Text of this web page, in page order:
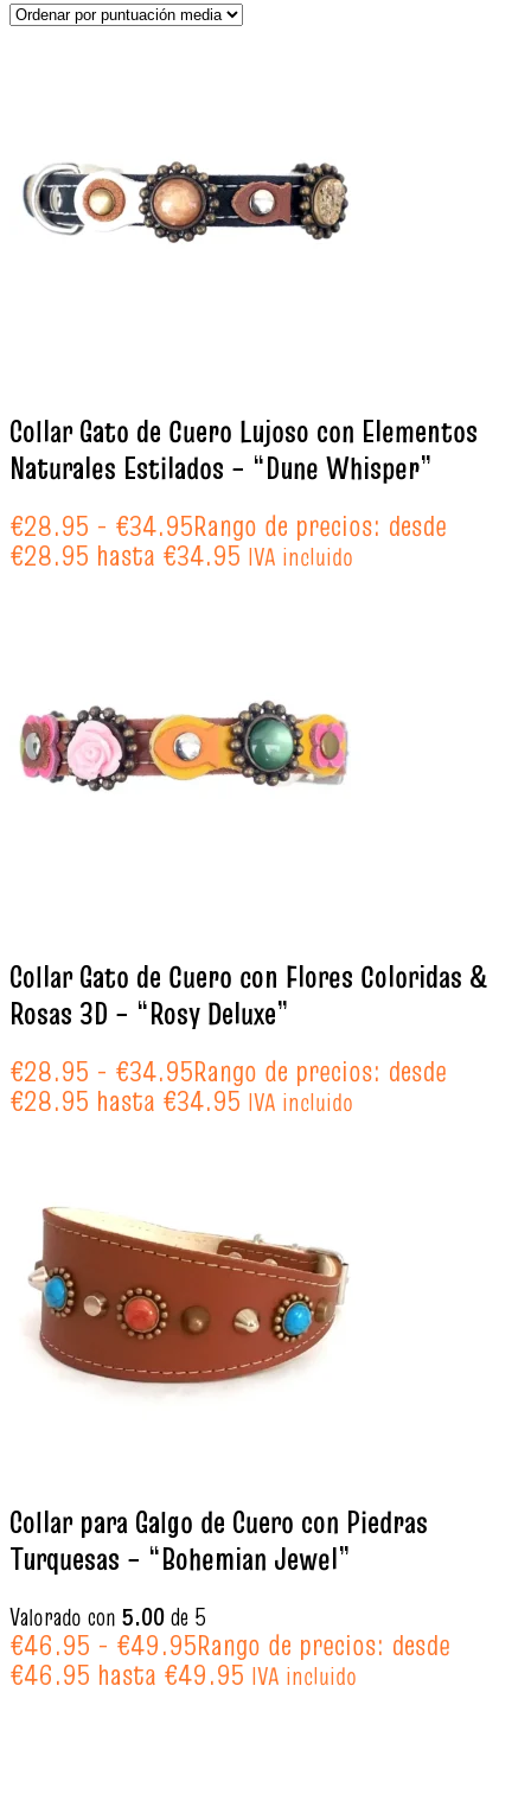
Collar Gato de Cuero Lujoso con Elementos
Naturales Estilados – “Dune Whisper”
€28.95 - €34.95Rango de precios: desde
€28.95 hasta €34.95 IVA incluido
Collar Gato de Cuero con Flores Coloridas &
Rosas 3D – “Rosy Deluxe”
€28.95 - €34.95Rango de precios: desde
€28.95 hasta €34.95 IVA incluido
Collar para Galgo de Cuero con Piedras
Turquesas – “Bohemian Jewel”
Valorado con 5.00de 5
€46.95 - €49.95Rango de precios: desde
€46.95 hasta €49.95 IVA incluido